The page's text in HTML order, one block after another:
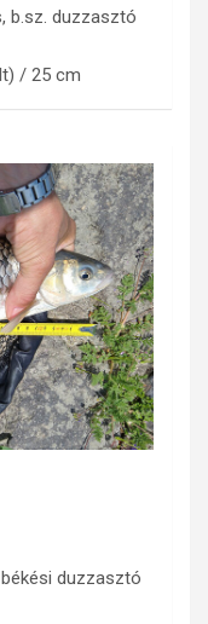
b.sz. duzzasztó
/ 25 cm
duzzasztó